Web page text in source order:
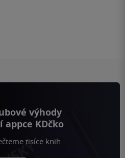
výhody
appce KDčko
tisíce knih